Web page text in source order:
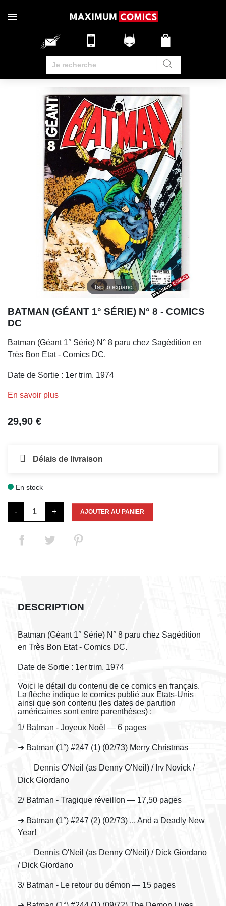
Tap to expand
BATMAN (GÉANT 1° SÉRIE) N° 8 - COMICS
DC
Batman (Géant 1° Série) N° 8 paru chez Sagédition en
Très Bon Etat - Comics DC.
Date de Sortie : 1er trim. 1974
En savoir plus
29,90 €
Délais de livraison
En stock
- + AJOUTER AU PANIER
DESCRIPTION
Batman (Géant 1° Série) N° 8 paru chez Sagédition
en Très Bon Etat - Comics DC.
Date de Sortie : 1er trim. 1974
Voici le détail du contenu de ce comics en français.
La flèche indique le comics publié aux Etats-Unis
ainsi que son contenu (les dates de parution
américaines sont entre parenthèses) :
1/ Batman - Joyeux Noël — 6 pages
➜ Batman (1°) #247 (1) (02/73) Merry Christmas
Dennis O'Neil (as Denny O'Neil) / Irv Novick /
Dick Giordano
2/ Batman - Tragique réveillon — 17,50 pages
➜ Batman (1°) #247 (2) (02/73) ... And a Deadly New
Year!
Dennis O'Neil (as Denny O'Neil) / Dick Giordano
/ Dick Giordano
3/ Batman - Le retour du démon — 15 pages